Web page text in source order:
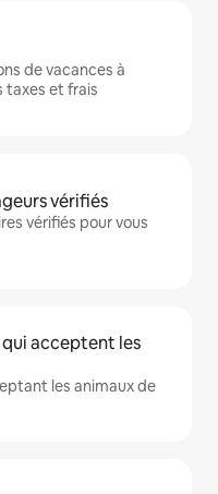
de vacances à
taxes et frais
vérifiés
vérifiés pour vous
acceptent les
les animaux de